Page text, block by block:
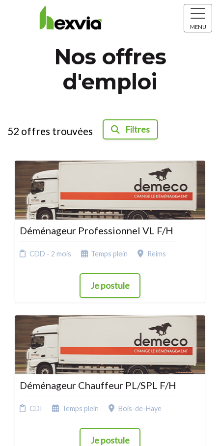
MENU
Nos offres
d'emploi
52 offres trouvées Filtres
Déménageur Professionnel VL F/H
CDD - 2 mois Temps plein Reims
Je postule
Déménageur Chauffeur PL/SPL F/H
CDI Temps plein Bois-de-Haye
Je postule